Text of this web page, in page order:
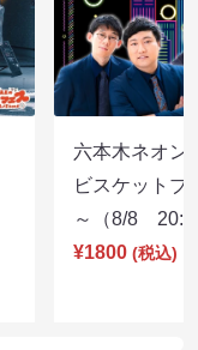
六本木ネオン
ビスケットブ
～（8/8
¥1800 (税込)